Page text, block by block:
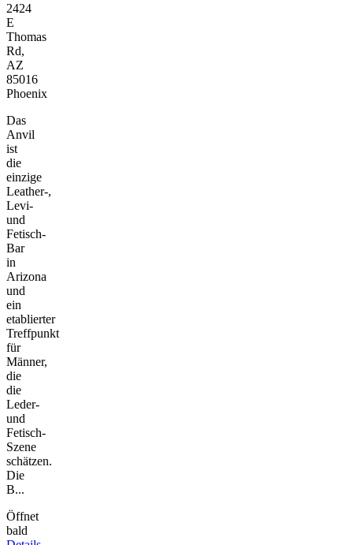
2424
E
Thomas
Rd,
AZ
85016
Phoenix
Das
Anvil
ist
die
einzige
Leather-,
Levi-
und
Fetisch-
Bar
in
Arizona
und
ein
etablierter
Treffpunkt
für
Männer,
die
die
Leder-
und
Fetisch-
Szene
schätzen.
Die
B...
Öffnet
bald